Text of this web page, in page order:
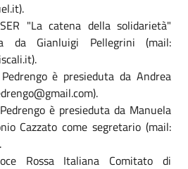
).
"La catena della solidarietà"
da Gianluigi Pellegrini (mail:
).
è presieduta da Andrea
).
è presieduta da Manuela
Cazzato come segretario (mail:
Rossa Italiana Comitato di